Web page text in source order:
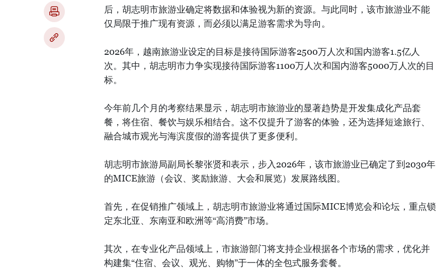
后，胡志明市旅游业确定将数据和体验视为新的资源。与此同时，该市旅游业不能
仅局限于推广现有资源，而必须以满足游客需求为导向。
2026年，越南旅游业设定的目标是接待国际游客2500万人次和国内游客1.5亿人
次。其中，胡志明市力争实现接待国际游客1100万人次和国内游客5000万人次的目
标。
今年前几个月的考察结果显示，胡志明市旅游业的显著趋势是开发集成化产品套
餐，将住宿、餐饮与娱乐相结合。这不仅提升了游客的体验，还为选择短途旅行、
融合城市观光与海滨度假的游客提供了更多便利。
胡志明市旅游局副局长黎张贤和表示，步入2026年，该市旅游业已确定了到2030年
的MICE旅游（会议、奖励旅游、大会和展览）发展路线图。
首先，在促销推广领域上，胡志明市旅游业将通过国际MICE博览会和论坛，重点锁
定东北亚、东南亚和欧洲等“高消费”市场。
其次，在专业化产品领域上，市旅游部门将支持企业根据各个市场的需求，优化并
构建集“住宿、会议、观光、购物”于一体的全包式服务套餐。